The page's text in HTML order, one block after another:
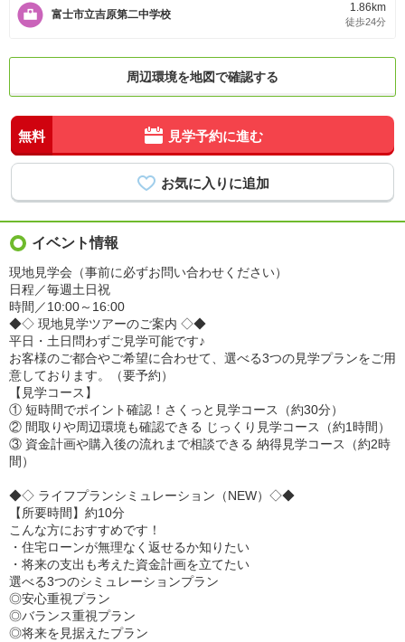
富士市立吉原第二中学校
1.86km
徒歩24分
周辺環境を地図で確認する
無料 見学予約に進む
イベント情報
現地見学会（事前に必ずお問い合わせください）
日程／毎週土日祝
時間／10:00～16:00
◆◇ 現地見学ツアーのご案内 ◇◆
平日・土日問わずご見学可能です♪
お客様のご都合やご希望に合わせて、選べる3つの見学プランをご用
意しております。（要予約）
【見学コース】
① 短時間でポイント確認！さくっと見学コース（約30分）
② 間取りや周辺環境も確認できる じっくり見学コース（約1時間）
③ 資金計画や購入後の流れまで相談できる 納得見学コース（約2時
間）
◆◇ ライフプランシミュレーション（NEW）◇◆
【所要時間】約10分
こんな方におすすめです！
・住宅ローンが無理なく返せるか知りたい
・将来の支出も考えた資金計画を立てたい
選べる3つのシミュレーションプラン
◎安心重視プラン
◎バランス重視プラン
◎将来を見据えたプラン